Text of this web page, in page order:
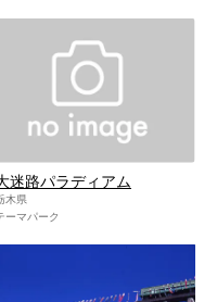
市
迷路パラディアム
木県
ーマパーク